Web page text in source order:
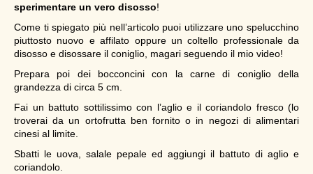
sperimentare un vero disosso!
Come ti spiegato più nell’articolo puoi utilizzare uno spelucchino
piuttosto nuovo e affilato oppure un coltello professionale da
disosso e disossare il coniglio, magari seguendo il mio video!
Prepara poi dei bocconcini con la carne di coniglio della
grandezza di circa 5 cm.
Fai un battuto sottilissimo con l’aglio e il coriandolo fresco (lo
troverai da un ortofrutta ben fornito o in negozi di alimentari
cinesi al limite.
Sbatti le uova, salale pepale ed aggiungi il battuto di aglio e
coriandolo.